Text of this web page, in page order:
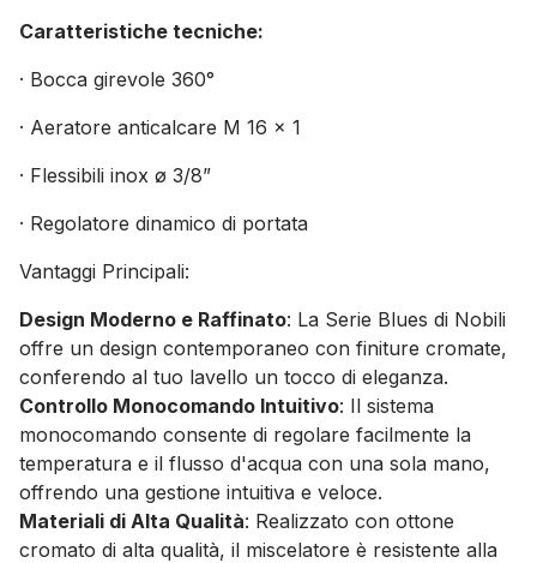
Caratteristiche tecniche:
· Bocca girevole 360°
· Aeratore anticalcare M 16 x 1
· Flessibili inox ø 3/8”
· Regolatore dinamico di portata
Vantaggi Principali:
Design Moderno e Raffinato: La Serie Blues di Nobili
offre un design contemporaneo con finiture cromate,
conferendo al tuo lavello un tocco di eleganza.
Controllo Monocomando Intuitivo: Il sistema
monocomando consente di regolare facilmente la
temperatura e il flusso d'acqua con una sola mano,
offrendo una gestione intuitiva e veloce.
Materiali di Alta Qualità: Realizzato con ottone
cromato di alta qualità, il miscelatore è resistente alla